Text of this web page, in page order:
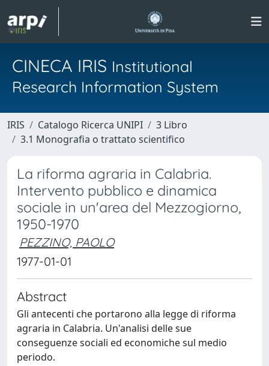
CINECA IRIS Institutional
Research Information System
IRIS Catalogo Ricerca UNIPI
3 Libro
3.1 Monografia o trattato scientifico
La riforma agraria in Calabria.
Intervento pubblico e dinamica
sociale in un'area del Mezzogiorno,
1950-1970
PEZZINO, PAOLO
1977-01-01
Abstract
Gli antecenti che portarono alla legge di riforma
agraria in Calabria. Un'analisi delle sue
conseguenze sociali ed economiche sul medio
periodo.